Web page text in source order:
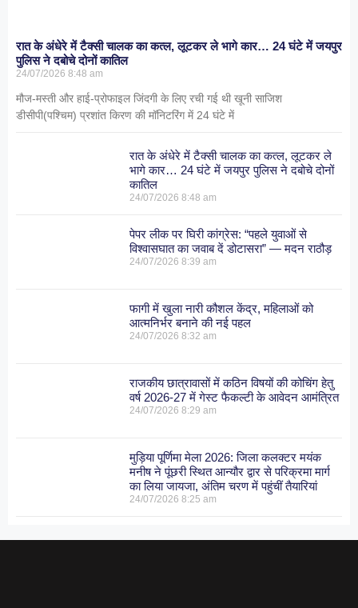
रात के अंधेरे में टैक्सी चालक का कत्ल, लूटकर ले भागे कार… 24 घंटे में जयपुर
पुलिस ने दबोचे दोनों कातिल
24/07/2026 8:48 am
मौज-मस्ती और हाई-प्रोफाइल जिंदगी के लिए रची गई थी खूनी साजिश
डीसीपी(पश्चिम) प्रशांत किरण की मॉनिटरिंग में 24 घंटे में
रात के अंधेरे में टैक्सी चालक का कत्ल, लूटकर ले
भागे कार… 24 घंटे में जयपुर पुलिस ने दबोचे दोनों
कातिल
24/07/20268:48 am
पेपर लीक पर घिरी कांग्रेस: “पहले युवाओं से
विश्वासघात का जवाब दें डोटासरा” — मदन राठौड़
24/07/20268:39 am
फागी में खुला नारी कौशल केंद्र, महिलाओं को
आत्मनिर्भर बनाने की नई पहल
24/07/20268:32 am
राजकीय छात्रावासों में कठिन विषयों की कोचिंग हेतु
वर्ष 2026-27 में गेस्ट फैकल्टी के आवेदन आमंत्रित
24/07/20268:29 am
मुड़िया पूर्णिमा मेला 2026: जिला कलक्टर मयंक
मनीष ने पूंछरी स्थित आन्यौर द्वार से परिक्रमा मार्ग
का लिया जायजा, अंतिम चरण में पहुंचीं तैयारियां
24/07/20268:25 am